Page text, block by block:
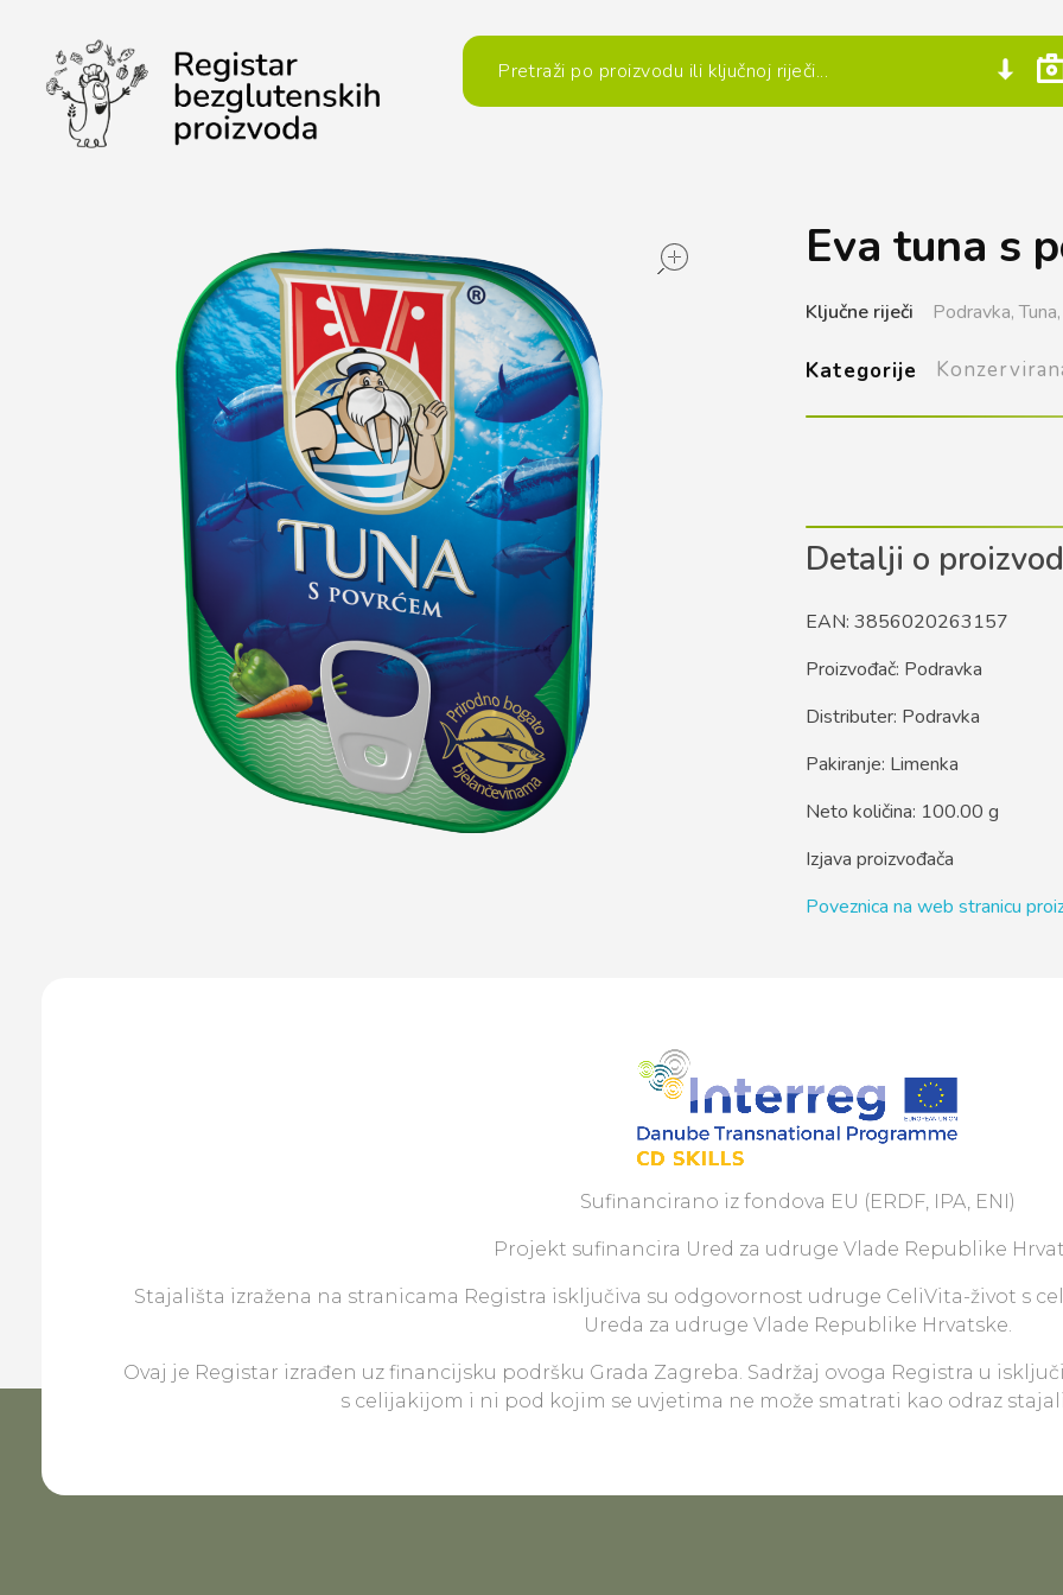
Eva tuna s
Ključne riječi Podravka, Tuna,
Kategorije
Detalji o
EAN: 3856020263157
Proizvođač: Podravka
Distributer: Podravka
Pakiranje: Limenka
Neto količina: 100.00 g
Izjava proizvođača
Poveznica na web stranicu
Sufinancirano iz fondova EU (ERDF, IPA, ENI)
Projekt sufinancira Ured za udruge Vlade Republike
Stajališta izražena na stranicama Registra isključiva su odgovornost udruge CeliVita-život s
Ureda za udruge Vlade Republike Hrvatske.
Ovaj je Registar izrađen uz financijsku podršku Grada Zagreba. Sadržaj ovoga Registra u
s celijakijom i ni pod kojim se uvjetima ne može smatrati kao odraz